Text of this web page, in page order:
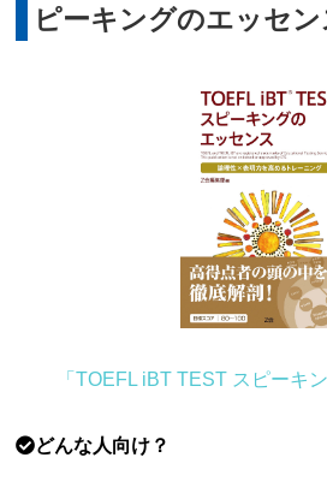
ピーキングのエッセン
「TOEFL iBT TEST スピーキ
どんな人向け？